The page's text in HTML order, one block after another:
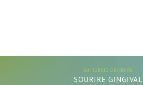
CHIRURGIE DENTAIRE
SOURIRE GINGIVAL